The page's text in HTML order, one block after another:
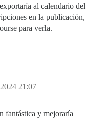
al calendario del
en la publicación,
para verla.
21:07
fantástica y mejoraría